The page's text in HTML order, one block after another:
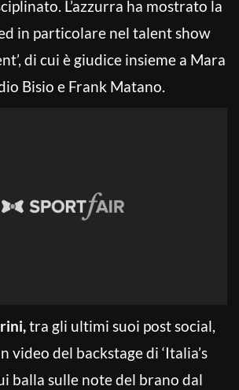
L’azzurra ha mostrato la
in particolare nel talent show
di cui è giudice insieme a Mara
Bisio e Frank Matano.
tra gli ultimi suoi post social,
video del backstage di ‘Italia’s
balla sulle note del brano dal